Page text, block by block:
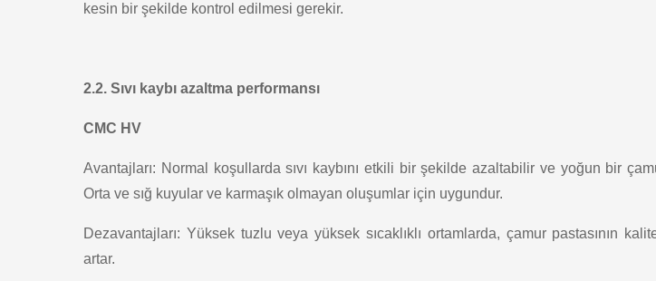
kesin bir şekilde kontrol edilmesi gerekir.
2.2. Sıvı kaybı azaltma performansı
CMC HV
Avantajları: Normal koşullarda sıvı kaybını etkili bir şekilde azaltabilir ve yoğun bir
Orta ve sığ kuyular ve karmaşık olmayan oluşumlar için uygundur.
Dezavantajları: Yüksek tuzlu veya yüksek sıcaklıklı ortamlarda, çamur pastasının
artar.